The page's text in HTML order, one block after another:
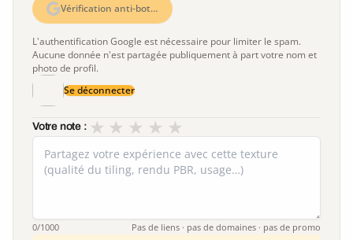
Vérification anti-bot…
L'authentification Google est nécessaire pour limiter le spam.
Aucune donnée n'est partagée publiquement à part votre nom et
photo de profil.
Se déconnecter
Votre note : ★
★
★
★
★
0/1000 Pas de liens · pas de domaines · pas de promo